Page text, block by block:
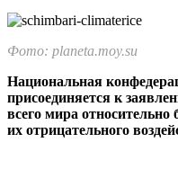
Фото: planeta.moy.su
Национальная
присоединяется к
всего мира
их отрицательного